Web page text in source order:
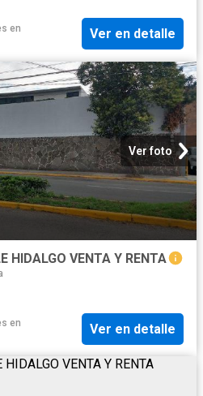
en
Ver en detalle
Ver foto
HIDALGO VENTA Y RENTA
en
Ver en detalle